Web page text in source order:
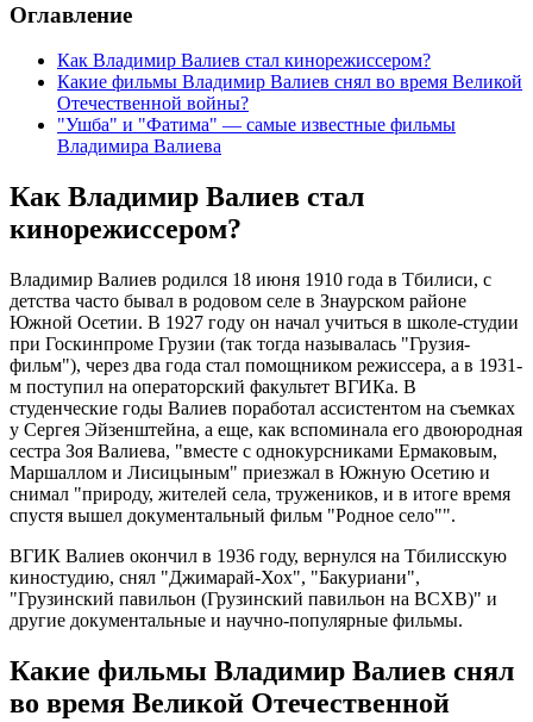
Оглавление
Как Владимир Валиев стал кинорежиссером?
Какие фильмы Владимир Валиев снял во время Великой
Отечественной войны?
"Ушба" и "Фатима" — самые известные фильмы
Владимира Валиева
Как Владимир Валиев стал
кинорежиссером?
Владимир Валиев родился 18 июня 1910 года в Тбилиси, с
детства часто бывал в родовом селе в Знаурском районе
Южной Осетии. В 1927 году он начал учиться в школе-студии
при Госкинпроме Грузии (так тогда называлась "Грузия-
фильм"), через два года стал помощником режиссера, а в 1931-
м поступил на операторский факультет ВГИКа. В
студенческие годы Валиев поработал ассистентом на съемках
у Сергея Эйзенштейна, а еще, как вспоминала его двоюродная
сестра Зоя Валиева, "вместе с однокурсниками Ермаковым,
Маршаллом и Лисицыным" приезжал в Южную Осетию и
снимал "природу, жителей села, тружеников, и в итоге время
спустя вышел документальный фильм "Родное село"".
ВГИК Валиев окончил в 1936 году, вернулся на Тбилисскую
киностудию, снял "Джимарай-Хох", "Бакуриани",
"Грузинский павильон (Грузинский павильон на ВСХВ)" и
другие документальные и научно-популярные фильмы.
Какие фильмы Владимир Валиев снял
во время Великой Отечественной